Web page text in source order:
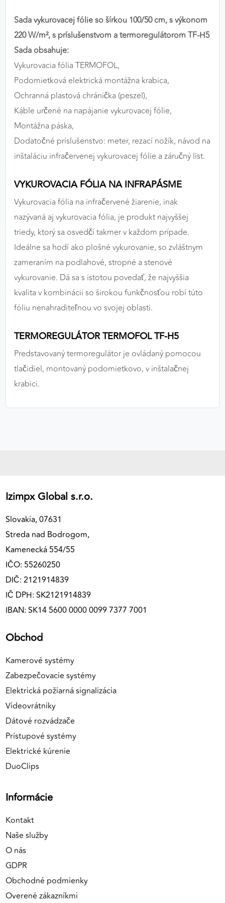
Sada vykurovacej fólie so šírkou 100/50 cm, s výkonom
220 W/m², s príslušenstvom a termoregulátorom TF-H5
Sada obsahuje:
Vykurovacia fólia TERMOFOL,
Podomietková elektrická montážna krabica,
Ochranná plastová chránička (peszel),
Káble určené na napájanie vykurovacej fólie,
Montážna páska,
Dodatočné príslušenstvo: meter, rezací nožík, návod na
inštaláciu infračervenej vykurovacej fólie a záručný list.
VYKUROVACIA FÓLIA NA INFRAPÁSME
Vykurovacia fólia na infračervené žiarenie, inak
nazývaná aj vykurovacia fólia, je produkt najvyššej
triedy, ktorý sa osvedčí takmer v každom prípade.
Ideálne sa hodí ako plošné vykurovanie, so zvláštnym
zameraním na podlahové, stropné a stenové
vykurovanie. Dá sa s istotou povedať, že najvyššia
kvalita v kombinácii so širokou funkčnosťou robí túto
fóliu nenahraditeľnou vo svojej oblasti.
TERMOREGULÁTOR TERMOFOL TF-H5
Predstavovaný termoregulátor je ovládaný pomocou
tlačidiel, montovaný podomietkovo, v inštalačnej
krabici.
Izimpx Global s.r.o.
Slovakia, 07631
Streda nad Bodrogom,
Kamenecká 554/55
IČO: 55260250
DIČ: 2121914839
IČ DPH: SK2121914839
IBAN: SK14 5600 0000 0099 7377 7001
Obchod
Kamerové systémy
Zabezpečovacie systémy
Elektrická požiarná signalizácia
Videovrátniky
Dátové rozvádzače
Prístupové systémy
Elektrické kúrenie
DuoClips
Informácie
Kontakt
Naše služby
O nás
GDPR
Obchodné podmienky
Overené zákazníkmi
Google Analytics
Poskytovateľ:
MARKETINGOVÉ COOKIES
Marketingové cookies sa používajú na sledovanie
správania používateľov naprieč webovými
stránkami. Umožňujú nám a našim partnerom
zobrazovať cielenú a relevantnú reklamu, a to na
našom webe aj v reklamných sieťach tretích strán.
Google Ads
Poskytovateľ: Google